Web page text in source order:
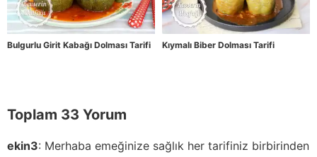
Bulgurlu Girit Kabağı Dolması Tarifi Kıymalı Biber Dolması Tarifi
Toplam 33 Yorum
ekin3: Merhaba emeğinize sağlık her tarifiniz birbirinden